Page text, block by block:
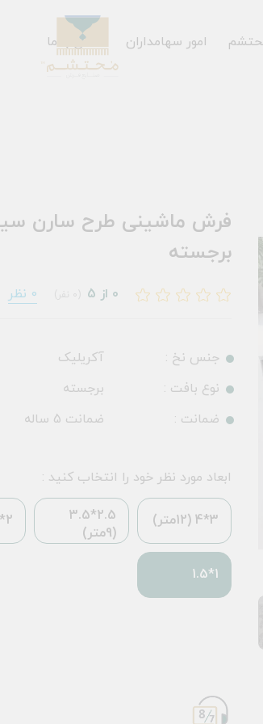
امور سهامداران تماس با ما
برجسته
0 از 5 0 نظر
جنس نخ :
آکریلیک
نوع بافت :
برجسته
ضمانت :
ضمانت 5 ساله
ابعاد مورد نظر خود را انتخاب کنید :
3*4 (12متر)
2.5*3.5
(9متر)
2*3 (6متر)
1*1.5